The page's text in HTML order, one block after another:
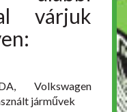
várjuk
Volkswagen
járművek